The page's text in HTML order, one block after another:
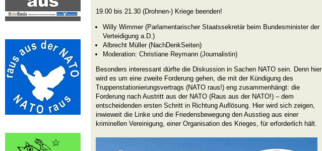
19.00 bis 21.30 (Drohnen-) Kriege beenden!
Willy Wimmer (Parlamentarischer Staatssekretär beim Bundesminister der
Verteidigung a.D.)
Albrecht Müller (NachDenkSeiten)
Moderation: Christiane Reymann (Journalistin)
Besonders interessant dürfte die Diskussion in Sachen NATO sein. Denn hier
wird es um eine zweite Forderung gehen, die mit der Kündigung des
Truppenstationierungsvertrags (NATO raus!) eng zusammenhängt: die
Forderung nach Austritt aus der NATO (Raus aus der NATO!) – dem
entscheidenden ersten Schritt in Richtung Auflösung. Hier wird sich zeigen,
inwieweit die Linke und die Friedensbewegung den Ausstieg aus einer
kriminellen Vereinigung, einer Organisation des Krieges, für erforderlich hält.